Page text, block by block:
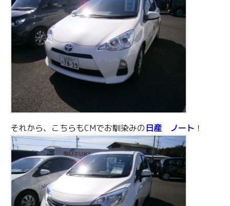
それから、こちらもCMでお馴染みの日産 ノート ！